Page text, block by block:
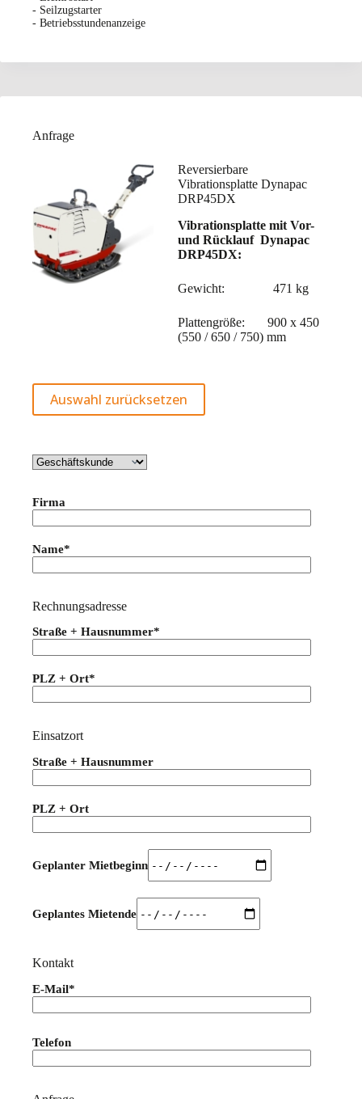
- Seilzugstarter
- Betriebsstundenanzeige
Anfrage
Reversierbare
Vibrationsplatte Dynapac
DRP45DX
Vibrationsplatte mit Vor-
und Rücklauf Dynapac
DRP45DX:
Gewicht: 471 kg
Plattengröße: 900 x 450
(550 / 650 / 750) mm
Auswahl zurücksetzen
Firma
Name*
Rechnungsadresse
Straße + Hausnummer*
PLZ + Ort*
Einsatzort
Straße + Hausnummer
PLZ + Ort
Geplanter Mietbeginn
Geplantes Mietende
Kontakt
E-Mail*
Telefon